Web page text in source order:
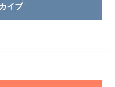
イブ